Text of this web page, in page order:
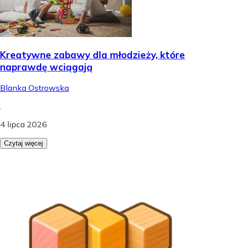
Kreatywne zabawy dla młodzieży, które
naprawdę wciągają
Blanka Ostrowska
4 lipca 2026
Czytaj więcej